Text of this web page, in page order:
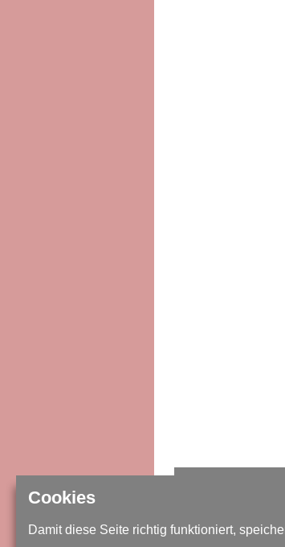
Cookies
Damit diese Seite richtig funktioniert,
KONTAKT